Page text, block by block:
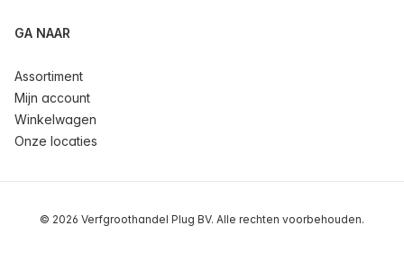
GA NAAR
Assortiment
Mijn account
Winkelwagen
Onze locaties
© 2026 Verfgroothandel Plug BV. Alle rechten voorbehouden.